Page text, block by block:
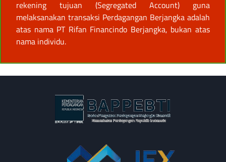
rekening tujuan (Segregated Account) guna
melaksanakan transaksi Perdagangan Berjangka adalah
atas nama PT Rifan Financindo Berjangka, bukan atas
nama individu.